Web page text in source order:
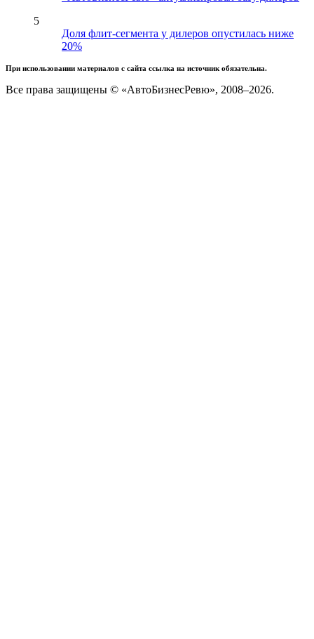
5
Доля флит-сегмента у дилеров опустилась ниже
20%
При использовании материалов с сайта ссылка на источник обязательна.
Все права защищены © «АвтоБизнесРевю», 2008–2026.